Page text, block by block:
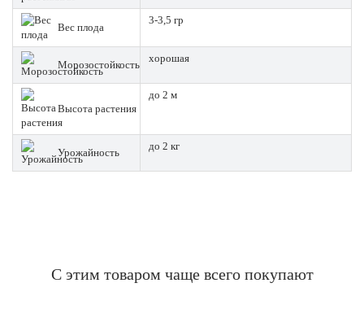
Вес плода
3-3,5 гр
Морозостойкость
хорошая
Высота растения
до 2 м
Урожайность
до 2 кг
С этим товаром чаще всего покупают